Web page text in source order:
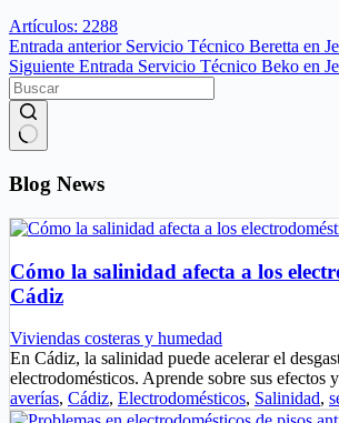
Artículos: 2288
Entrada anterior Servicio Técnico Beretta en
Siguiente Entrada Servicio Técnico Beko en
resultados
Blog News
Cómo la salinidad afecta a los
Cádiz
Viviendas costeras y humedad
En Cádiz, la salinidad puede acelerar el
electrodomésticos. Aprende sobre sus efectos
averías, Cádiz, Electrodomésticos, Salinidad,